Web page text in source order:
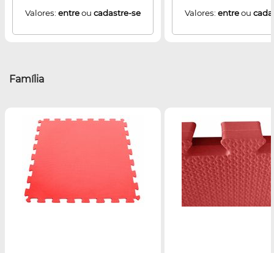
Valores: entreou cadastre-se Valores: entreou
Família